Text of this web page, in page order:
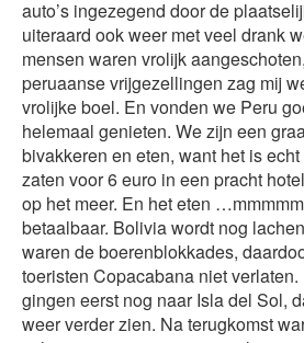
auto’s ingezegend door de
uiteraard ook weer met veel drank
mensen waren vrolijk
peruaanse vrijgezellingen zag mij
vrolijke boel. En vonden we Peru
helemaal genieten. We zijn een
bivakkeren en eten, want het is
zaten voor 6 euro in een pracht
op het meer. En het eten
betaalbaar. Bolivia wordt nog
waren de boerenblokkades,
toeristen Copacabana niet
gingen eerst nog naar Isla del Sol,
weer verder zien. Na terugkomst